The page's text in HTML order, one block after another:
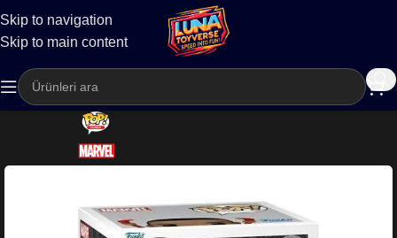
Skip to navigation
Skip to main content
Kargo